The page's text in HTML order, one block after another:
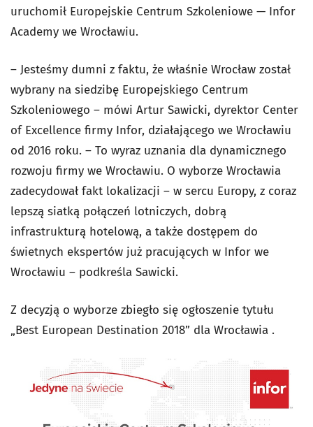
uruchomił Europejskie Centrum Szkoleniowe — Infor
Academy we Wrocławiu.
– Jesteśmy dumni z faktu, że właśnie Wrocław został
wybrany na siedzibę Europejskiego Centrum
Szkoleniowego – mówi Artur Sawicki, dyrektor Center
of Excellence firmy Infor, działającego we Wrocławiu
od 2016 roku. – To wyraz uznania dla dynamicznego
rozwoju firmy we Wrocławiu. O wyborze Wrocławia
zadecydował fakt lokalizacji – w sercu Europy, z coraz
lepszą siatką połączeń lotniczych, dobrą
infrastrukturą hotelową, a także dostępem do
świetnych ekspertów już pracujących w Infor we
Wrocławiu – podkreśla Sawicki.
Z decyzją o wyborze zbiegło się ogłoszenie tytułu
„Best European Destination 2018” dla Wrocławia .